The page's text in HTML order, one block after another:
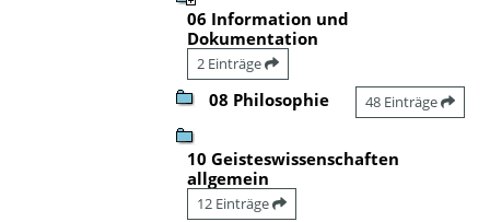
06 Information und
Dokumentation
2 Einträge
08 Philosophie 48 Einträge
10 Geisteswissenschaften
allgemein
12 Einträge